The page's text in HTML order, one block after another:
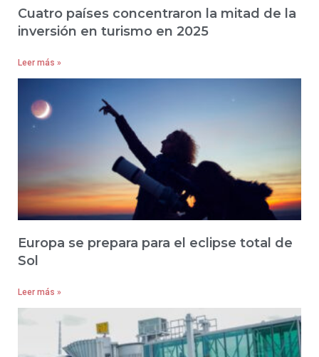
Cuatro países concentraron la mitad de la
inversión en turismo en 2025
Leer más »
Europa se prepara para el eclipse total de
Sol
Leer más »